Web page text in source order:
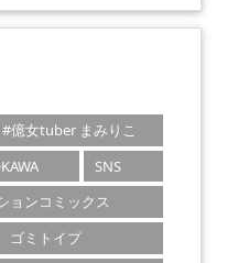
#億女tuber まみりこ
SNS
ョンコミックス
ゴミトイプ